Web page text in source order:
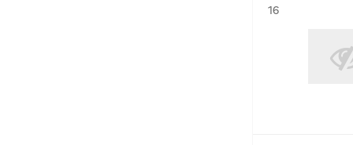
Résultat n°
16